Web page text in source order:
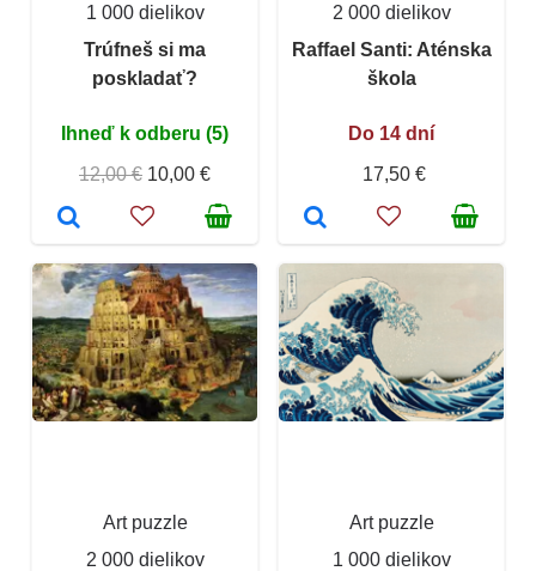
1 000 dielikov
Trúfneš si ma
poskladať?
Ihneď k odberu (5)
12,00 € 10,00 €
2 000 dielikov
Raffael Santi: Aténska
škola
Do 14 dní
17,50 €
Art puzzle
2 000 dielikov
Art puzzle
1 000 dielikov